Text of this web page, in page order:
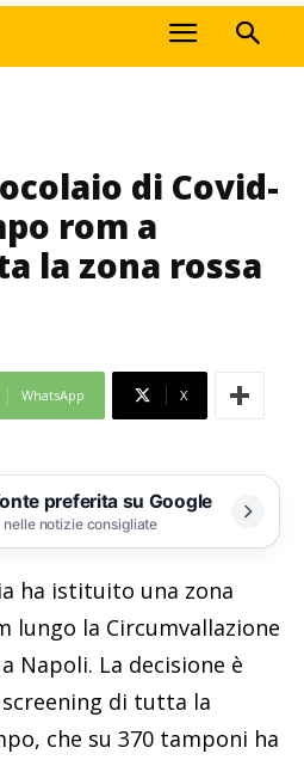
di Covid-
rom a
la zona rossa
WhatsApp X
preferita su Google
notizie consigliate
ha istituito una zona
lungo la Circumvallazione
Napoli. La decisione è
di tutta la
che su 370 tamponi ha